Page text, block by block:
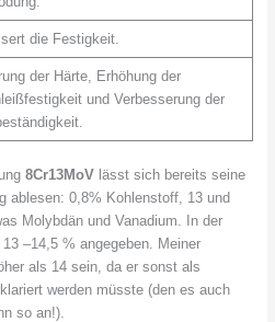
die Festigkeit.
der Härte, Erhöhung der
und Verbesserung der
8Cr13MoVlässt sich bereits seine
ablesen: 0,8% Kohlenstoff, 13 und
Molybdän und Vanadium. In der
–14,5 % angegeben. Meiner
als 14 sein, da er sonst als
werden müsste (den es auch
so an!).